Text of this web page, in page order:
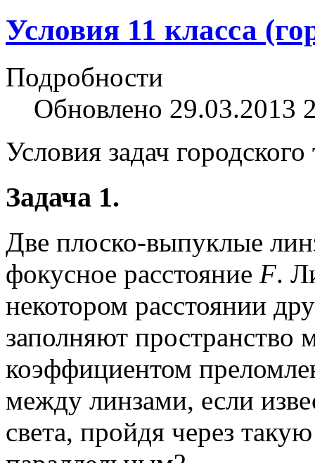
Условия 11 класса
Подробности
Обновлено 29.03.2013
Условия задач
Задача 1.
Две плоско-выпуклые
фокусное расстояние F.
некотором расстоянии
заполняют
коэффициентом
между линзами, если
света, пройдя через